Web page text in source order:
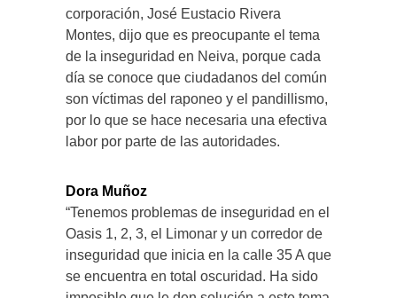
corporación, José Eustacio Rivera
Montes, dijo que es preocupante el tema
de la inseguridad en Neiva, porque cada
día se conoce que ciudadanos del común
son víctimas del raponeo y el pandillismo,
por lo que se hace necesaria una efectiva
labor por parte de las autoridades.
Dora Muñoz
“Tenemos problemas de inseguridad en el
Oasis 1, 2, 3, el Limonar y un corredor de
inseguridad que inicia en la calle 35 A que
se encuentra en total oscuridad. Ha sido